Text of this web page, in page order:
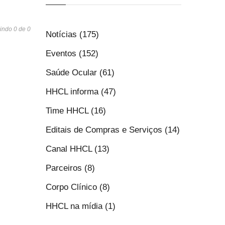
0 de 0
Notícias (175)
Eventos (152)
Saúde Ocular (61)
HHCL informa (47)
Time HHCL (16)
Editais de Compras e Serviços (14)
Canal HHCL (13)
Parceiros (8)
Corpo Clínico (8)
HHCL na mídia (1)